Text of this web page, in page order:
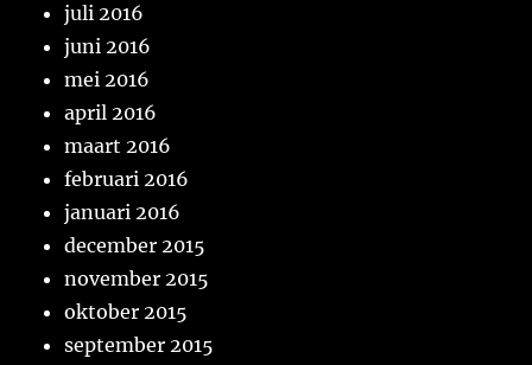
juli 2016
juni 2016
mei 2016
april 2016
maart 2016
februari 2016
januari 2016
december 2015
november 2015
oktober 2015
september 2015